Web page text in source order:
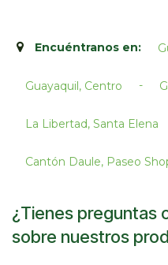
Encuéntranos en:
Guayaquil, Centro -
La Libertad, Santa Elena
Cantón Daule, Paseo
¿Tienes preguntas
sobre nuestros